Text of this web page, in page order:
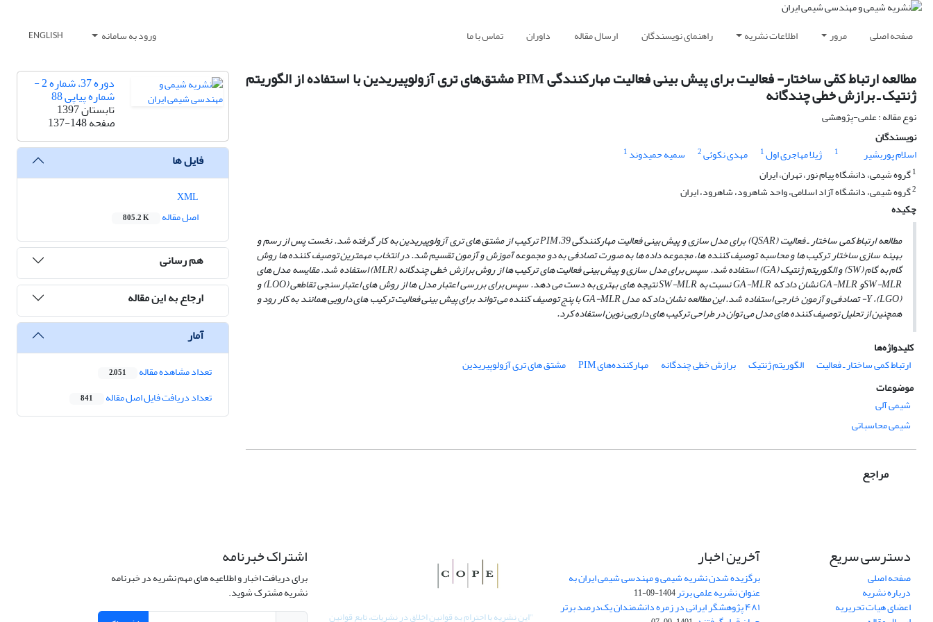
صفحه اصلی مرور اطلاعات نشریه راهنمای نویسندگان ارسال مقاله داوران تماس با ما ورود به سامانه ENGLISH
مطالعه ارتباط کمّی ساختار- فعالیت برای پیش بینی فعالیت مهارکنندگی PIM مشتق‌های تری آزولوپیریدین با استفاده از الگوریتم
ژنتیک ـ برازش خطی چندگانه
نوع مقاله : علمی-پژوهشی
نویسندگان
اسلام پوربشیر
1 ژیلا مهاجری اول1 مهدی نکوئی2 سمیه حمیدوند 1
1گروه شیمی، دانشگاه پیام نور، تهران، ایران
2گروه شیمی، دانشگاه آزاد اسلامی، واحد شاهرود، شاهرود، ایران
چکیده
مطالعه ارتباط کمی ساختار ـ فعالیت(QSAR) برای مد­ل­ سازی و پیش­ بینی فعالیت مهارکنندگی PIM،39 ترکیب از مشتق­ های تری آزولوپیریدین به کار گرفته شد. نخست پس از رسم و
بهینه سازی ساختار ترکیب­ ها و محاسبه توصیف کننده ­ها، مجموعه داده ­ها به­ صورت تصادفی به دو مجموعه آموزش و آزمون تقسیم شد. در انتخاب مهم­ترین توصیف کننده­ ها روش
گام به گام(SW) و الگوریتم ژنتیک(GA) استفاده شد. سپس برای مدل­ سازی و پیش­ بینی فعالیت های ترکیب ­ها از روش برازش خطی چندگانه(MLR) استفاده شد. مقایسه مدل­ های
SW-MLRوGA-MLRنشان داد کهGA-MLRنسبت بهSW-MLRنتیجه­ های بهتری به­ دست می­ دهد. سپس برای بررسی اعتبار مدل ­ها از روش ­های اعتبارسنجی تقاطعی(LOO) و
(LGO) ،Y- تصادفی و آزمون خارجی استفاده شد. این مطالعه نشان داد که مدلGA-MLRبا پنج توصیف کننده می­ تواند برای پیش ­بینی فعالیت ترکیب­ های دارویی همانندبه کار رود و
همچنین از تحلیل توصیف کننده­ های مدل می­ توان در طراحی ترکیب ­های دارویی نوین استفاده کرد.
کلیدواژه‌ها
ارتباط کمی ساختار ـ فعالیت
الگوریتم ژنتیک برازش خطی چندگانه مهارکننده‌های PIM
مشتق های تری آزولوپیریدین
موضوعات
شیمی آلی
شیمی محاسباتی
مراجع
دوره 37، شماره 2 -
شماره پیاپی 88
تابستان 1397
صفحه137-148
فایل ها
اصل مقاله
805.2 K
هم رسانی
ارجاع به این مقاله
آمار
تعداد مشاهده مقاله 2,051
تعداد دریافت فایل اصل مقاله 841
دسترسی سریع
صفحه اصلی
درباره نشریه
اعضای هیات تحریریه
آخرین اخبار
برگزیده شدن نشریه شیمی و مهندسی شیمی ایران به
عنوان نشریه علمی برتر1404-09-11
۴۸۱ پژوهشگر ایرانی در زمره دانشمندان یک‌درصد برتر
"این نشریه با احترام به قوانین اخلاق در نشریات، تابع قوانین
اشتراک خبرنامه
برای دریافت اخبار و اطلاعیه های مهم نشریه در خبرنامه
نشریه مشترک شوید.